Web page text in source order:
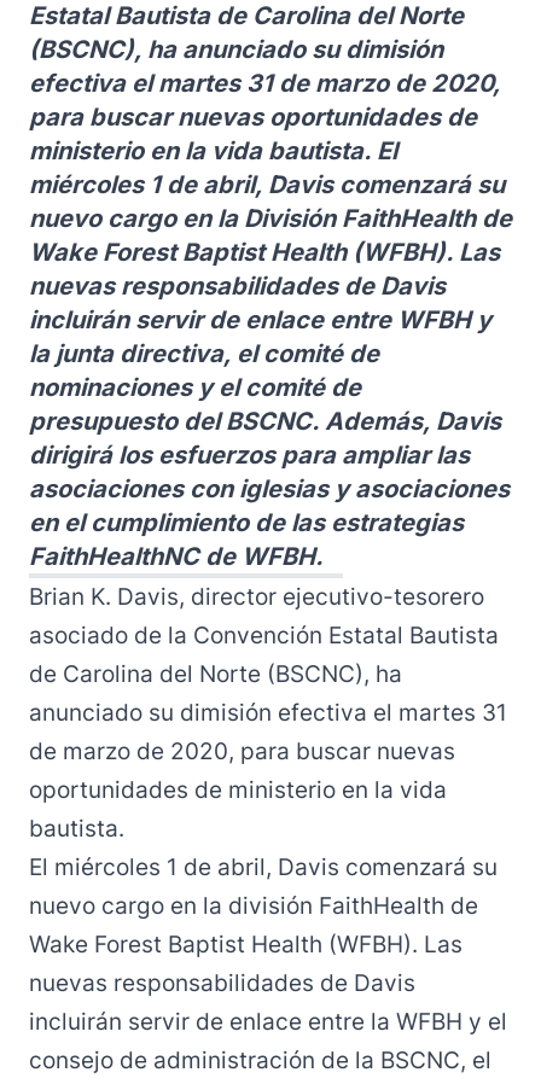
Estatal Bautista de Carolina del Norte
(BSCNC), ha anunciado su dimisión
efectiva el martes 31 de marzo de 2020,
para buscar nuevas oportunidades de
ministerio en la vida bautista. El
miércoles 1 de abril, Davis comenzará su
nuevo cargo en la División FaithHealth de
Wake Forest Baptist Health (WFBH). Las
nuevas responsabilidades de Davis
incluirán servir de enlace entre WFBH y
la junta directiva, el comité de
nominaciones y el comité de
presupuesto del BSCNC. Además, Davis
dirigirá los esfuerzos para ampliar las
asociaciones con iglesias y asociaciones
en el cumplimiento de las estrategias
FaithHealthNC de WFBH.
Brian K. Davis, director ejecutivo-tesorero
asociado de la Convención Estatal Bautista
de Carolina del Norte (BSCNC), ha
anunciado su dimisión efectiva el martes 31
de marzo de 2020, para buscar nuevas
oportunidades de ministerio en la vida
bautista.
El miércoles 1 de abril, Davis comenzará su
nuevo cargo en la división FaithHealth de
Wake Forest Baptist Health (WFBH). Las
nuevas responsabilidades de Davis
incluirán servir de enlace entre la WFBH y el
consejo de administración de la BSCNC, el